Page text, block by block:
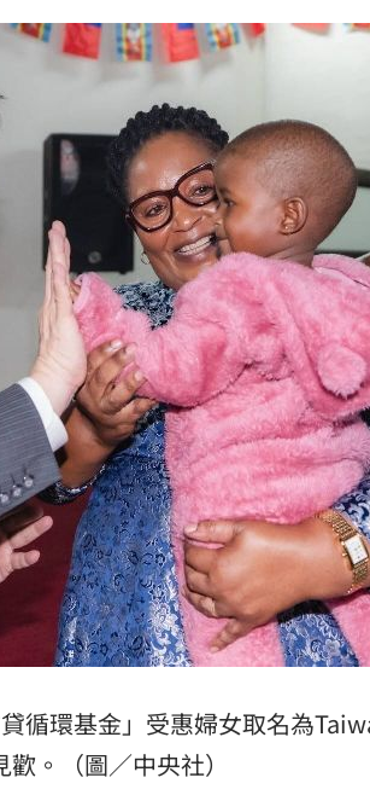
環基金」受惠婦女取名為
。（圖／中央社）